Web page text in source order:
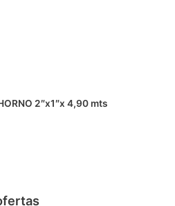
2″x1″x 4,90 mts